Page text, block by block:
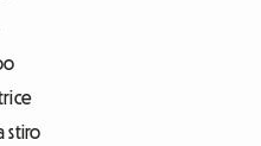
stiro